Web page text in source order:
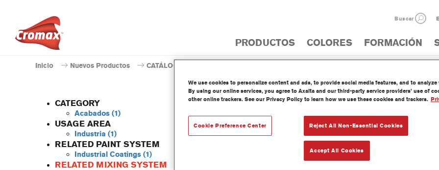
Buscar
PRODUCTOS COLORES FORMACIÓN
Inicio Nuevos Productos CATÁLOGO DE PRODUCTOS
CATEGORY
Acabados (1)
USAGE AREA
Industria (1)
RELATED PAINT SYSTEM
Industrial Coatings (1)
RELATED MIXING SYSTEM
CATÁLOGO DE
LI430 Imron® Fleet Line Industry NC Binder
LI430 3.50 LI
We use cookies to personalize content and ads, to provide social media features, and to
By using our online services, you agree to Axalta and our third-party service providers’ use of
other online trackers. See our Privacy Policy to learn how we use these cookies and trackers.
Reject All Non-Essential Cookies
Accept All Cookies
Cookie Preference Center